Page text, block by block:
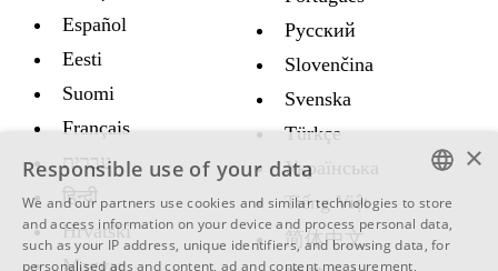
Español
Eesti
Suomi
Français
עברית
हिन्दी
Hrvatski
Magyar
Русский
Slovenčina
Svenska
Türkçe
Украïнська
Tiếng Việt
简体中文
ENGLISH
SWEDISH
×
Responsible use of your data
We and our partners use cookies and similar technologies to store
and access information on your device and process personal data,
such as your IP address, unique identifiers, and browsing data, for
personalised ads and content, ad and content measurement,